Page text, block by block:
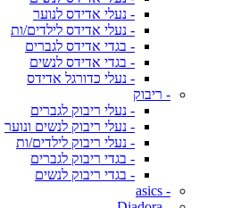
- נעלי אדידס לנוער
- נעלי אדידס לילדים/ות
- בגדי אדידס לגברים
- בגדי אדידס לנשים
- נעלי כדורגל אדידס
- ריבוק
- נעלי ריבוק לגברים
- נעלי ריבוק לנשים ונוער
- נעלי ריבוק לילדים/ות
- בגדי ריבוק לגברים
- בגדי ריבוק לנשים
- asics